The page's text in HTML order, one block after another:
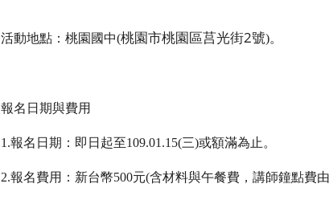
活動地點：桃園國中(桃園市桃園區莒光街2號)。
報名日期與費用
1.報名日期：即日起至109.01.15(三)或額滿為止。
2.報名費用：新台幣500元(含材料與午餐費，講師鐘點費